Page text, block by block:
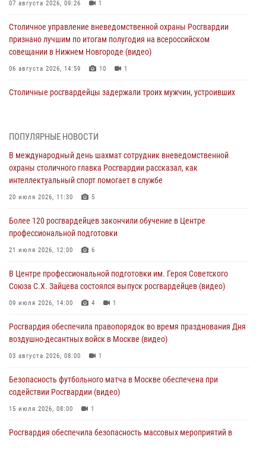
07 августа 2026, 09:26 1
Столичное управление вневедомственной охраны Росгвардии
признано лучшим по итогам полугодия на всероссийском
совещании в Нижнем Новгороде (видео)
06 августа 2026, 14:59 10 1
Столичные росгвардейцы задержали троих мужчин, устроивших
матче в Москве обеспечила Росгвардия (видео)
06 августа 2026, 08:30
Столичные росгвардейцы задержали мужчину, устроившего дебош
05 августа 2026, 12:39
Московские росгвардейцы обеспечили безопасность проведения
05 августа 2026, 12:35
Делегация МВД Республики Беларусь ознакомилась с передовыми
04 августа 2026, 18:16 5
ПОПУЛЯРНЫЕ НОВОСТИ
В международный день шахмат сотрудник вневедомственной
охраны столичного главка Росгвардии рассказал, как
интеллектуальный спорт помогает в службе
20 июля 2026, 11:30 5
Более 120 росгвардейцев закончили обучение в Центре
профессиональной подготовки
21 июля 2026, 12:00 6
В Центре профессиональной подготовки им. Героя Советского
Союза С.Х. Зайцева состоялся выпуск росгвардейцев (видео)
09 июля 2026, 14:00 4 1
Росгвардия обеспечила правопорядок во время празднования Дня
воздушно-десантных войск в Москве (видео)
03 августа 2026, 08:00 1
Безопасность футбольного матча в Москве обеспечена при
содействии Росгвардии (видео)
15 июля 2026, 08:00 1
Росгвардия обеспечила безопасность массовых мероприятий в